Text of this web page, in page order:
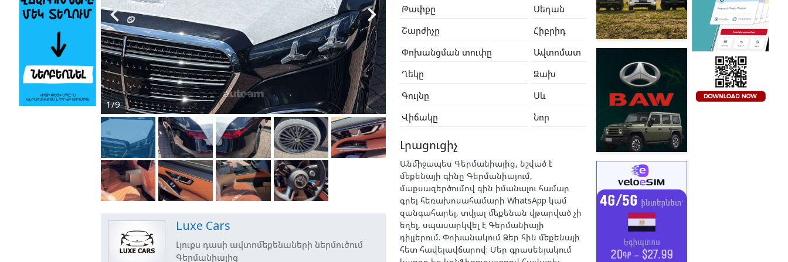
1/9
 
Luxe Cars
Լյուքս դասի ավտոմեքենաների ներմուծում
Գերմանիայից
Թափքը
Սեդան
Շարժիչը
Հիբրիդ
Փոխանցման տուփը
Ավտոմատ
Ղեկը
Ձախ
Գույնը
Սև
Վիճակը
Նոր
Լրացուցիչ
Անմիջապես Գերմանիայից, նշված է
մեքենայի գինը Գերմանիայում,
մաքսազերծումով գին իմանալու համար
գրել հեռախոսահամարի WhatsApp կամ
զանգահարել, տվյալ մեքենան վթարված չի
եղել, սպասարկվել է Գերմանիայի
դիլլերում. Փոխանակում Ձեր հին մեքենայի
հետ հավելավճարով: Մեր գրասենյակում